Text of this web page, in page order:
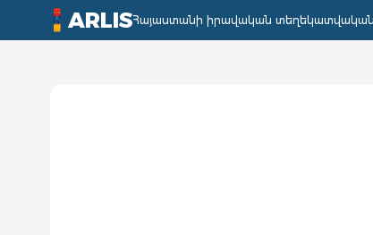
ARLISՀայաստանի իրավական